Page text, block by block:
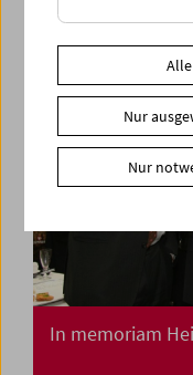
In memoriam
Nur
Nur